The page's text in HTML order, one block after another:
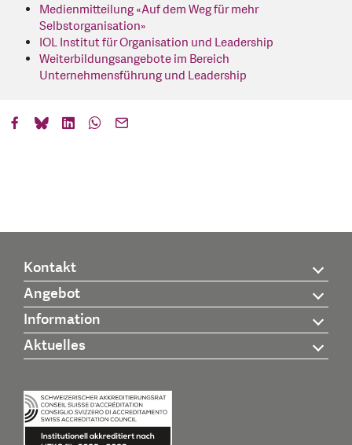
Medienmitteilung «Auf dem Weg für mehr
Selbstorganisation»
IOL Institut für Organisation und Leadership
Weiterbildungsangebote im Bereich
Unternehmensführung und Leadership
Kontakt
Angebot
Information
Aktuelles